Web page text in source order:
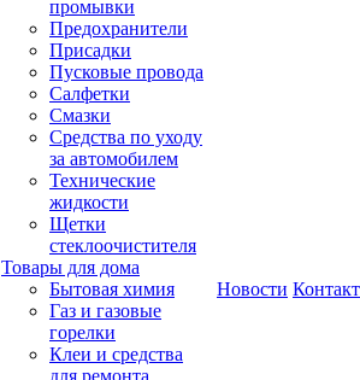
промывки
Предохранители
Присадки
Пусковые провода
Салфетки
Смазки
Средства по уходу
за автомобилем
Технические
жидкости
Щетки
стеклоочистителя
Товары для дома
Бытовая химия
Газ и газовые
горелки
Клеи и средства
для ремонта
Новости